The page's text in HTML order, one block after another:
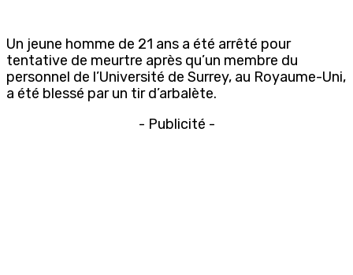
Un jeune homme de 21 ans a été arrêté pour
tentative de meurtre après qu’un membre du
personnel de l’Université de Surrey, au Royaume-Uni,
a été blessé par un tir d’arbalète.
- Publicité -